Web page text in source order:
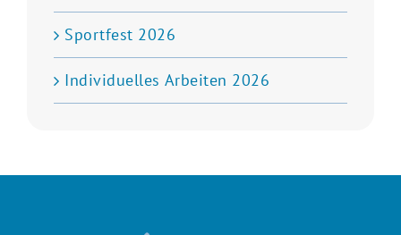
Sportfest 2026
Individuelles Arbeiten 2026